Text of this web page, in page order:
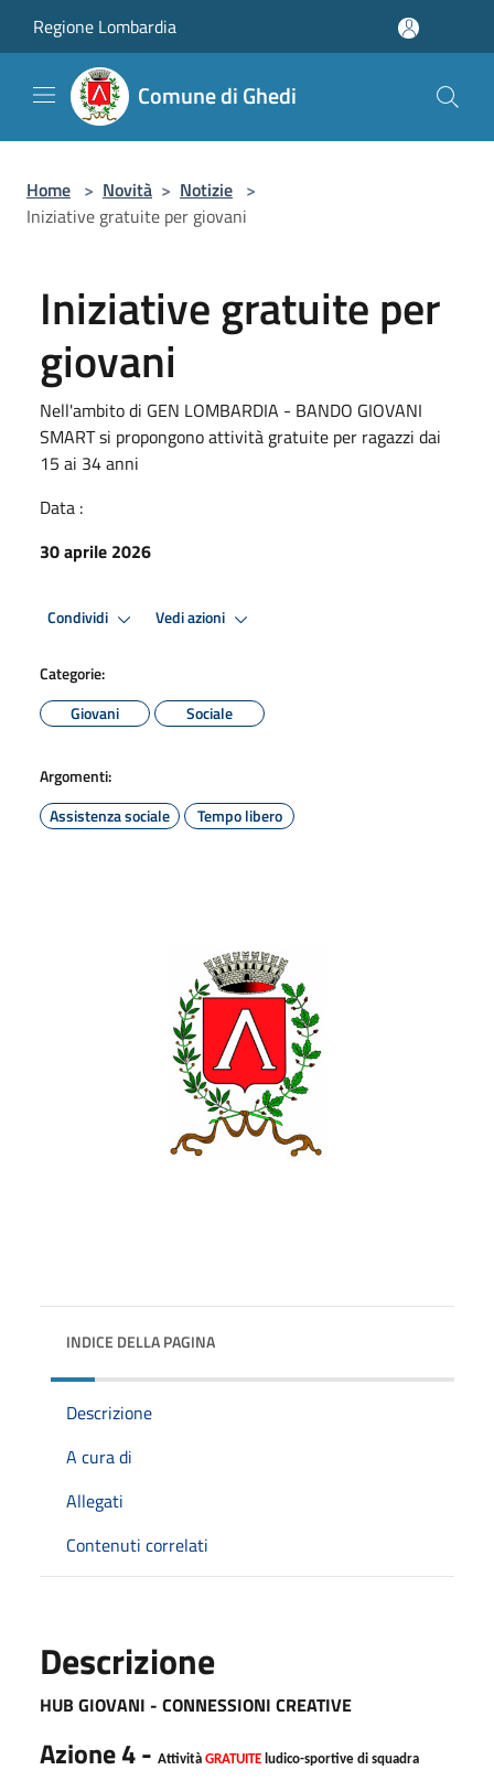
Regione Lombardia
Comune di Ghedi
Home > Novità > Notizie >
Iniziative gratuite per giovani
Iniziative gratuite per
giovani
Nell'ambito di GEN LOMBARDIA - BANDO GIOVANI
SMART si propongono attività gratuite per ragazzi dai
15 ai 34 anni
Data :
30 aprile 2026
Condividi Vedi azioni
Categorie:
Giovani
Sociale
Argomenti:
Assistenza sociale
Tempo libero
INDICE DELLA PAGINA
Descrizione
A cura di
Allegati
Contenuti correlati
Descrizione
HUB GIOVANI - CONNESSIONI CREATIVE
Azione 4 - Attività GRATUITE ludico-sportive di squadra